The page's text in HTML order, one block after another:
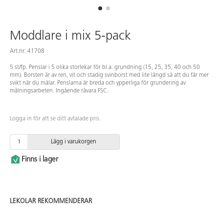
Moddlare i mix 5-pack
Art.nr: 41708
5 st/fp. Penslar i 5 olika storlekar för bl.a. grundning (15, 25, 35, 40 och 50
mm). Borsten är av ren, vit och stadig svinborst med lite längd så att du får mer
svikt när du målar. Penslarna är breda och ypperliga för grundering av
målningsarbeten. Ingående råvara FSC.
Logga in för att se ditt avtalade pris.
Lägg i varukorgen
Finns i lager
LEKOLAR REKOMMENDERAR